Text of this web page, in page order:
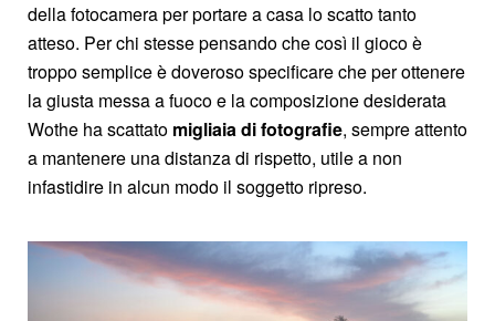
della fotocamera per portare a casa lo scatto tanto
atteso. Per chi stesse pensando che così il gioco è
troppo semplice è doveroso specificare che per ottenere
la giusta messa a fuoco e la composizione desiderata
Wothe ha scattato migliaia di fotografie, sempre attento
a mantenere una distanza di rispetto, utile a non
infastidire in alcun modo il soggetto ripreso.